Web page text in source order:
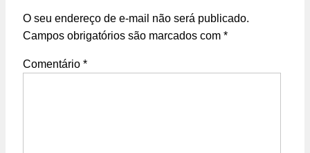
O seu endereço de e-mail não será publicado.
Campos obrigatórios são marcados com *
Comentário *